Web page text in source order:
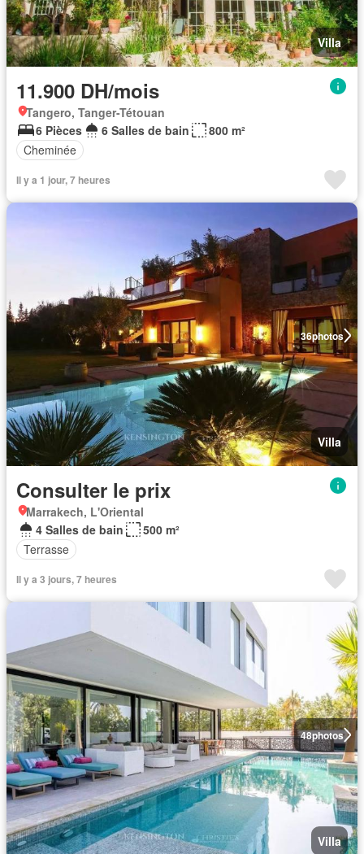
Villa
11.900 DH/mois
Tangero, Tanger-Tétouan
6 Pièces
6 Salles de bain
800 m²
Cheminée
Il y a 1 jour, 7 heures
36photos
Villa
Consulter le prix
Marrakech, L'Oriental
4 Salles de bain
500 m²
Terrasse
Il y a 3 jours, 7 heures
48photos
Villa